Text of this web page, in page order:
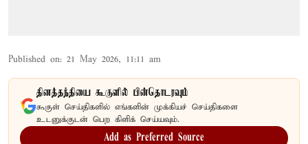
Published on: 21 May 2026, 11:11 am
தினத்தந்தியை கூகுளில் பின்தொடரவும்
கூகுள் செய்திகளில் எங்களின் முக்கியச் செய்திகளை
உடனுக்குடன் பெற கிளிக் செய்யவும்.
Add as Preferred Source